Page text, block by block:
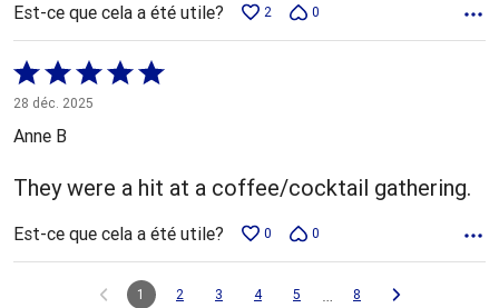
Est-ce que cela a été utile? 2 0
Coté
5 sur
5
28 déc. 2025
Anne B
They were a hit at a coffee/cocktail gathering.
Est-ce que cela a été utile? 0 0
1 2 3 4 5 … 8